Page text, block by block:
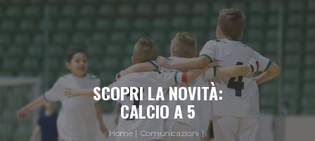
SCOPRI LA NOVITÀ:
CALCIO A 5
Home
Comunicazioni